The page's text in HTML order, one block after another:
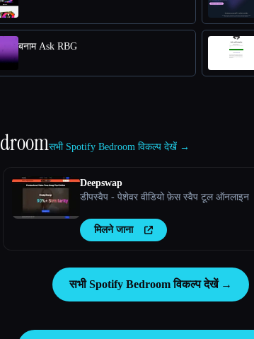
बनाम Ask RBG
सभी Spotify Bedroom विकल्प देखें →
Deepswap
डीपस्वैप - पेशेवर वीडियो फ़ेस स्वैप टूल ऑनलाइन
मिलने जाना
सभी Spotify Bedroom विकल्प देखें →